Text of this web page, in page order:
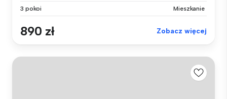
3 pokoi Mieszkanie
890 zł Zobacz więcej